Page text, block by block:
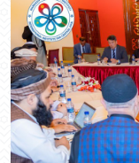
Румынии,
руководители
организаций в
компаний.